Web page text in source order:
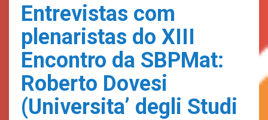
Entrevistas com
plenaristas do XIII
Encontro da SBPMat:
Roberto Dovesi
(Universita’ degli Studi